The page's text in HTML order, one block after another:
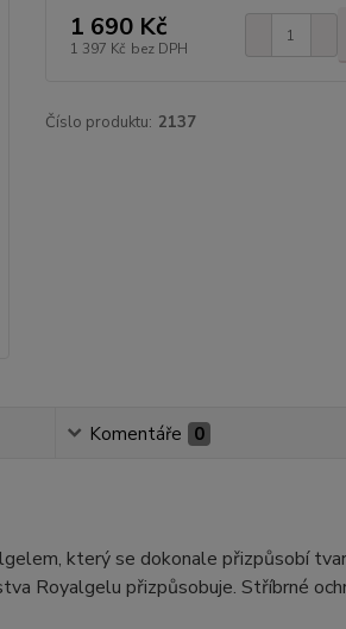
1 690 Kč
1 397 Kč bez DPH
Číslo produktu: 2137
Komentáře 0
který se dokonale přizpůsobí
Royalgelu přizpůsobuje. Stříbrné